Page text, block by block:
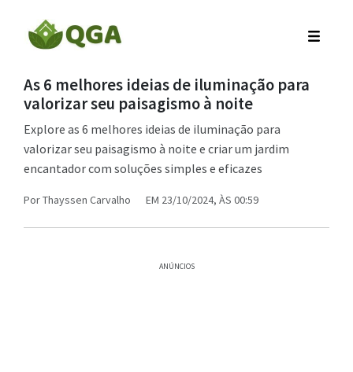
As 6 melhores ideias de iluminação para
valorizar seu paisagismo à noite
Explore as 6 melhores ideias de iluminação para
valorizar seu paisagismo à noite e criar um jardim
encantador com soluções simples e eficazes
PorThayssen Carvalho EM 23/10/2024, ÀS 00:59
ANÚNCIOS